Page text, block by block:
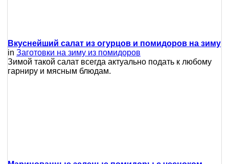
Вкуснейший салат из огурцов и помидоров на зиму
in Заготовки на зиму из помидоров
Зимой такой салат всегда актуально подать к любому
гарниру и мясным блюдам.